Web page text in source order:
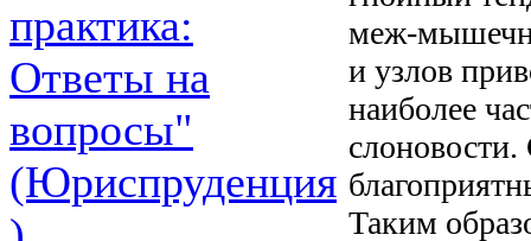
практика:
Ответы на
вопросы"
(Юриспруденция
меж-
и узлов
наиболее
слоновости.
Таким